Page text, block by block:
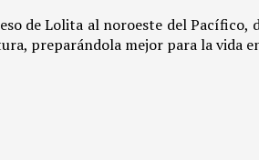
de Lolita al noroeste del Pacífico,
preparándola mejor para la vida